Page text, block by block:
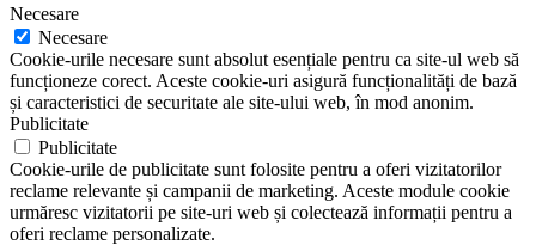
Necesare
Necesare
Cookie-urile necesare sunt absolut esențiale pentru ca site-ul web să
funcționeze corect. Aceste cookie-uri asigură funcționalități de bază
și caracteristici de securitate ale site-ului web, în mod anonim.
Publicitate
Publicitate
Cookie-urile de publicitate sunt folosite pentru a oferi vizitatorilor
reclame relevante și campanii de marketing. Aceste module cookie
urmăresc vizitatorii pe site-uri web și colectează informații pentru a
oferi reclame personalizate.